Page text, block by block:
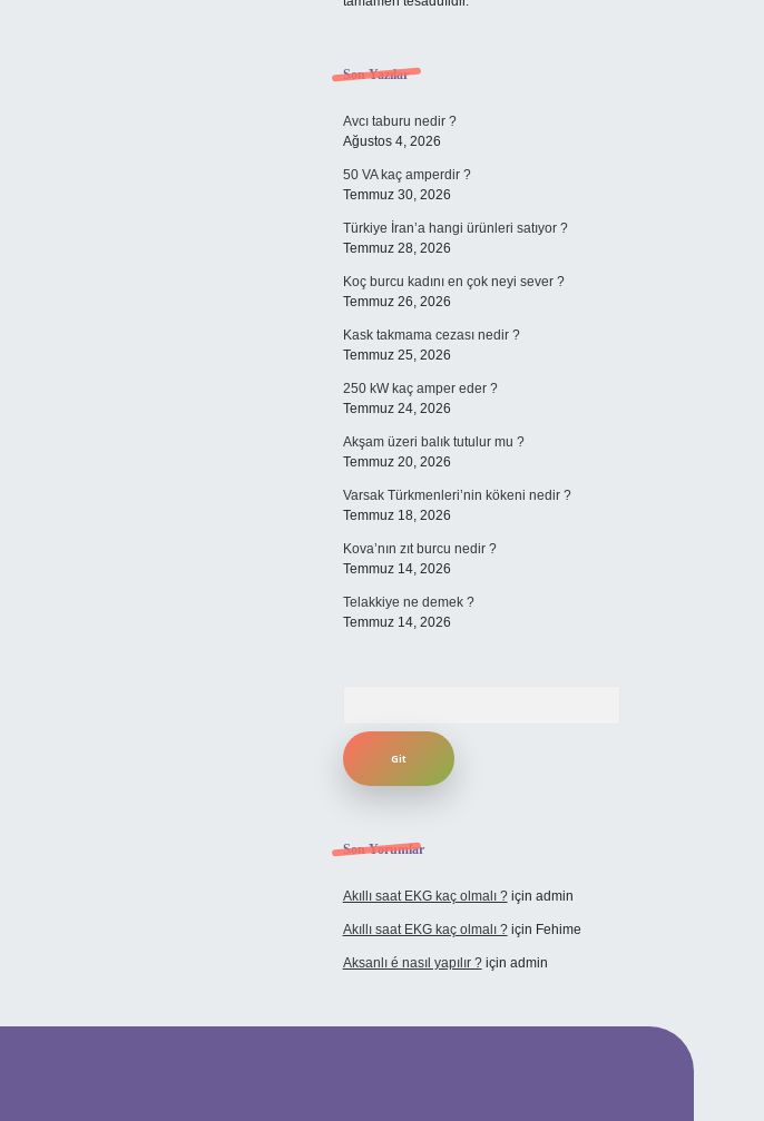
Son Yazılar
Avcı taburu nedir ?
Ağustos 4, 2026
50 VA kaç amperdir ?
Temmuz 30, 2026
Türkiye İran’a hangi ürünleri satıyor ?
Temmuz 28, 2026
Koç burcu kadını en çok neyi sever ?
Temmuz 26, 2026
Kask takmama cezası nedir ?
Temmuz 25, 2026
250 kW kaç amper eder ?
Temmuz 24, 2026
Akşam üzeri balık tutulur mu ?
Temmuz 20, 2026
Varsak Türkmenleri’nin kökeni nedir ?
Temmuz 18, 2026
Kova’nın zıt burcu nedir ?
Temmuz 14, 2026
Telakkiye ne demek ?
Temmuz 14, 2026
Son Yorumlar
Akıllı saat EKG kaç olmalı ?için admin
Akıllı saat EKG kaç olmalı ?için Fehime
Aksanlı é nasıl yapılır ?için admin